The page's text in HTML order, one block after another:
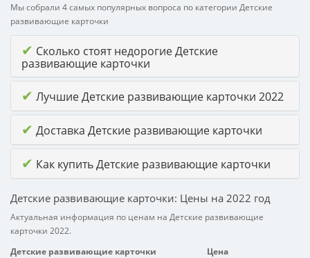
Мы собрали 4 самых популярных вопроса по категории Детские
развивающие карточки
✔ Сколько стоят недорогие Детские
развивающие карточки
✔ Лучшие Детские развивающие карточки 2022
✔ Доставка Детские развивающие карточки
✔ Как купить Детские развивающие карточки
Детские развивающие карточки: Цены на 2022 год
Актуальная информация по ценам на Детские развивающие
карточки 2022.
Детские развивающие карточки
Цена